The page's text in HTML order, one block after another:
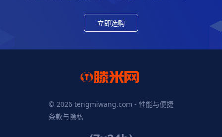
立即选购
© 2026 tengmiwang.com - 性能与便捷
条款与隐私